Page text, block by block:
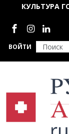
Перейти к
ВОЙТИ
КУЛЬТУРА
Социальные сети